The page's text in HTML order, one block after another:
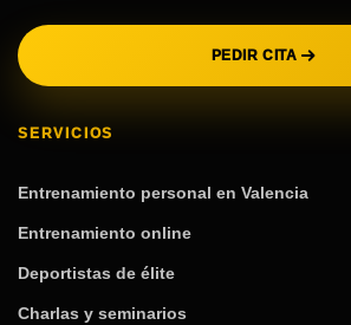
PEDIR CITA
SERVICIOS
Entrenamiento personal en Valencia
Entrenamiento online
Deportistas de élite
Charlas y seminarios